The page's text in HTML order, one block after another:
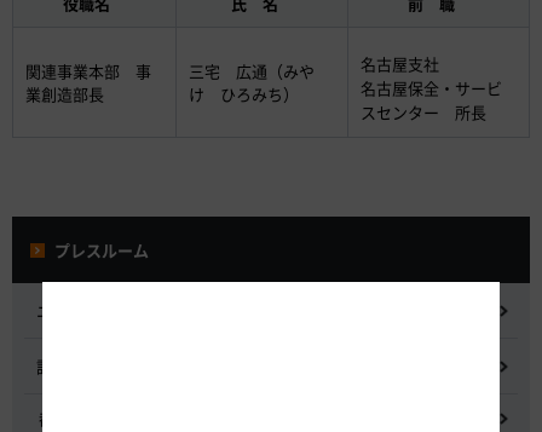
関連事業本部 事
業創造部長
三宅 広通（みや
け ひろみち）
名古屋支社
名古屋保全・サービ
スセンター 所長
プレスルーム
ニュースリリース
記者会見
都市間高速道路料金割引検討会